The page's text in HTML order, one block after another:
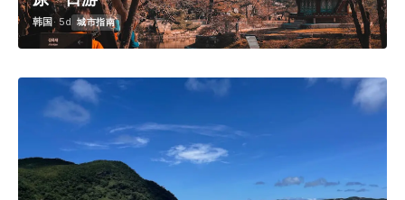
韩国 · 5d 城市指南